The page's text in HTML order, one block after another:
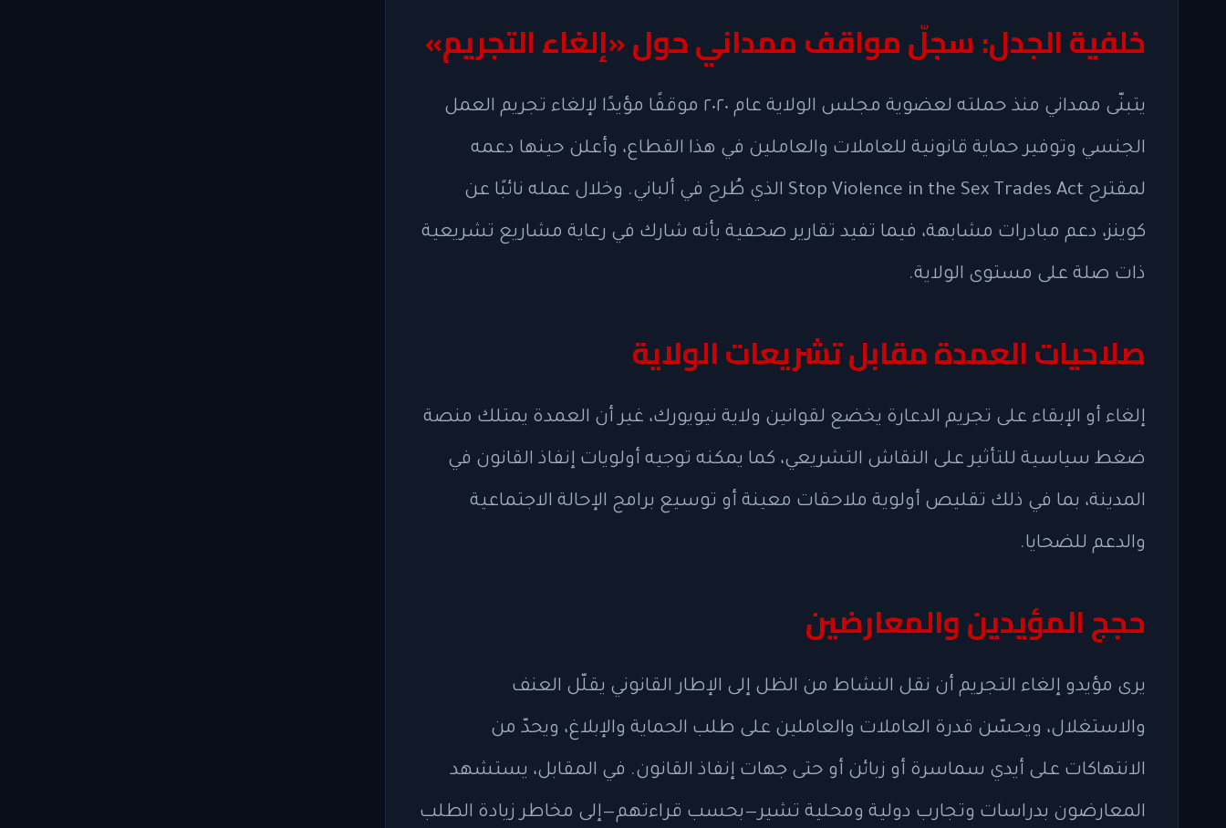
خلفية الجدل: سجلّ مواقف ممداني حول «إلغاء التجريم»
يتبنّى ممداني منذ حملته لعضوية مجلس الولاية عام ٢٠٢٠ موقفًا مؤيدًا لإلغاء تجريم العمل
الجنسي وتوفير حماية قانونية للعاملات والعاملين في هذا القطاع، وأعلن حينها دعمه
لمقترح Stop Violence in the Sex Trades Act الذي طُرح في ألباني. وخلال عمله نائبًا عن
كوينز، دعم مبادرات مشابهة، فيما تفيد تقارير صحفية بأنه شارك في رعاية مشاريع تشريعية
ذات صلة على مستوى الولاية.
صلاحيات العمدة مقابل تشريعات الولاية
إلغاء أو الإبقاء على تجريم الدعارة يخضع لقوانين ولاية نيويورك، غير أن العمدة يمتلك منصة
ضغط سياسية للتأثير على النقاش التشريعي، كما يمكنه توجيه أولويات إنفاذ القانون في
المدينة، بما في ذلك تقليص أولوية ملاحقات معينة أو توسيع برامج الإحالة الاجتماعية
والدعم للضحايا.
حجج المؤيدين والمعارضين
يرى مؤيدو إلغاء التجريم أن نقل النشاط من الظل إلى الإطار القانوني يقلّل العنف
والاستغلال، ويحسّن قدرة العاملات والعاملين على طلب الحماية والإبلاغ، ويحدّ من
الانتهاكات على أيدي سماسرة أو زبائن أو حتى جهات إنفاذ القانون. في المقابل، يستشهد
المعارضون بدراسات وتجارب دولية ومحلية تشير—بحسب قراءتهم—إلى مخاطر زيادة الطلب